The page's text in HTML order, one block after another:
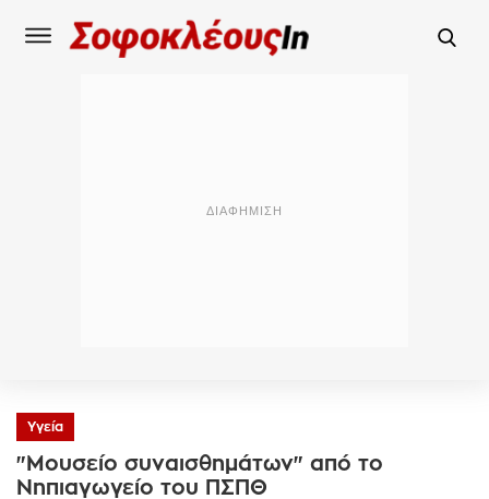
Υγεία
"Μουσείο συναισθημάτων" από το
Νηπιαγωγείο του ΠΣΠΘ